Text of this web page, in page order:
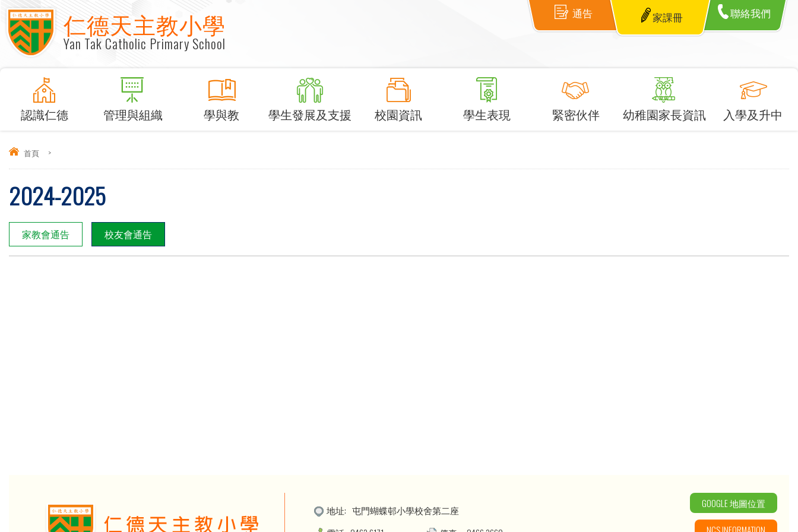
仁德天主教小學
Yan Tak Catholic Primary School
通告 家課冊 聯絡我們
認識仁德 管理與組織 學與教 學生發展及支援 校園資訊 學生表現 緊密伙伴 幼稚園家長資訊 入學及升中
首頁 >
2024-2025
家教會通告 校友會通告
地址: 屯門蝴蝶邨小學校舍第二座
GOOGLE 地圖位置